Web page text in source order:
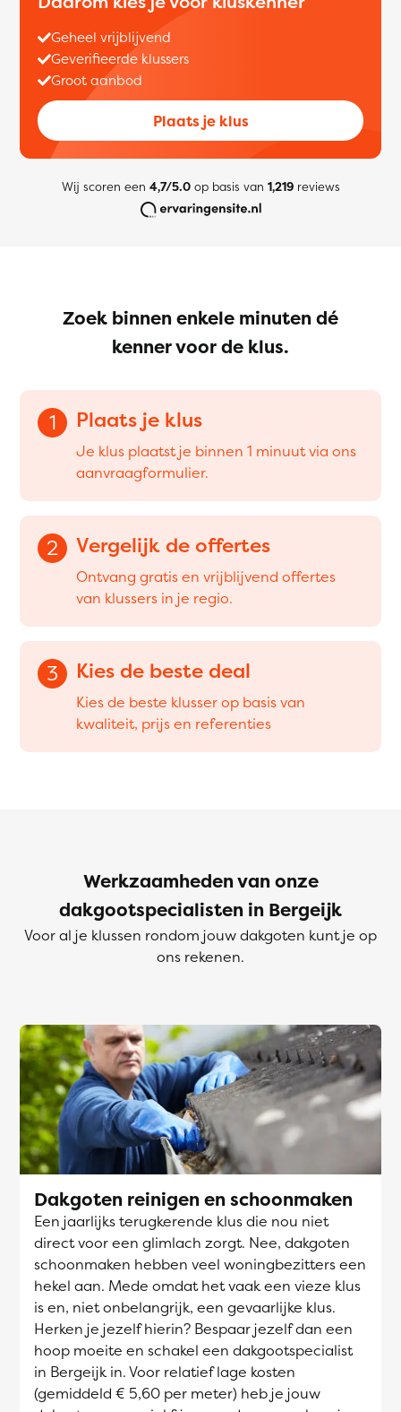
Geheel vrijblijvend
Geverifieerde klussers
Groot aanbod
Plaats je klus
Wij scoren een 4,7/5.0op basis van 1,219reviews
Zoek binnen enkele minuten dé
kenner voor de klus.
1 Plaats je klus
Je klus plaatst je binnen 1 minuut via ons
aanvraagformulier.
2 Vergelijk de offertes
Ontvang gratis en vrijblijvend offertes
van klussers in je regio.
3 Kies de beste deal
Kies de beste klusser op basis van
kwaliteit, prijs en referenties
Werkzaamheden van onze
dakgootspecialisten in Bergeijk
Voor al je klussen rondom jouw dakgoten kunt je op
ons rekenen.
Dakgoten reinigen en schoonmaken
Een jaarlijks terugkerende klus die nou niet
direct voor een glimlach zorgt. Nee, dakgoten
schoonmaken hebben veel woningbezitters een
hekel aan. Mede omdat het vaak een vieze klus
is en, niet onbelangrijk, een gevaarlijke klus.
Herken je jezelf hierin? Bespaar jezelf dan een
hoop moeite en schakel een dakgootspecialist
in Bergeijk in. Voor relatief lage kosten
(gemiddeld € 5,60 per meter) heb je jouw